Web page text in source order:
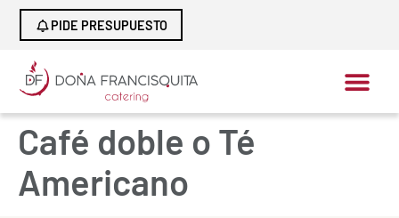
PIDE PRESUPUESTO
Café doble o Té
Americano